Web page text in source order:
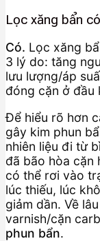
Lọc xăng bẩn
Có. Lọc xăng
3 lý do: tăng
lưu lượng/áp
đóng cặn ở đầu
Để hiểu rõ hơn
gây kim phun
nhiên liệu đi từ
đã bão hòa cặn
có thể rơi vào
lúc thiếu, lúc
giảm dần. Về
varnish/cặn
phun bẩn.